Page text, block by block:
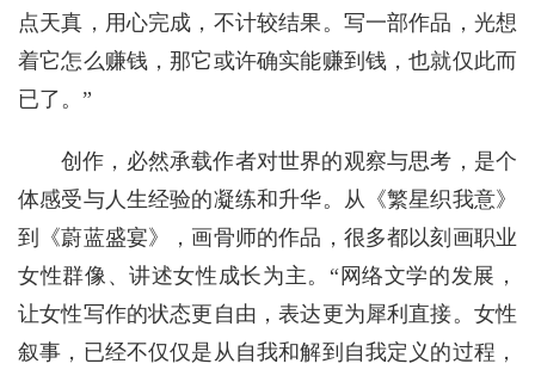
点天真，用心完成，不计较结果。写一部作品，光想
着它怎么赚钱，那它或许确实能赚到钱，也就仅此而
已了。”
创作，必然承载作者对世界的观察与思考，是个
体感受与人生经验的凝练和升华。从《繁星织我意》
到《蔚蓝盛宴》，画骨师的作品，很多都以刻画职业
女性群像、讲述女性成长为主。“网络文学的发展，
让女性写作的状态更自由，表达更为犀利直接。女性
叙事，已经不仅仅是从自我和解到自我定义的过程，